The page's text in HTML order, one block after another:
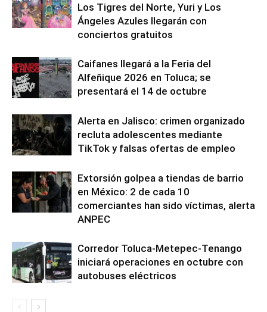
Los Tigres del Norte, Yuri y Los
Ángeles Azules llegarán con
conciertos gratuitos
Caifanes llegará a la Feria del
Alfeñique 2026 en Toluca; se
presentará el 14 de octubre
Alerta en Jalisco: crimen organizado
recluta adolescentes mediante
TikTok y falsas ofertas de empleo
Extorsión golpea a tiendas de barrio
en México: 2 de cada 10
comerciantes han sido víctimas, alerta
ANPEC
Corredor Toluca-Metepec-Tenango
iniciará operaciones en octubre con
autobuses eléctricos